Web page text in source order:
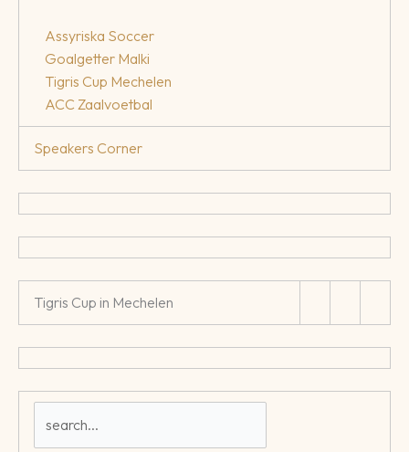
Assyriska Soccer
Goalgetter Malki
Tigris Cup Mechelen
ACC Zaalvoetbal
Speakers Corner
Tigris Cup in Mechelen